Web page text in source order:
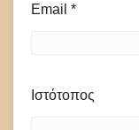
Email *
Ιστότοπος